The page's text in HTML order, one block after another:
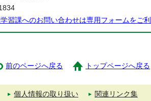
習課へのお問い合わせは専用フォームをご利
前のページへ戻る トップページへ戻る
個人情報の取り扱い 関連リンク集